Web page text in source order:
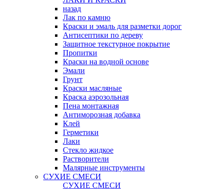
назад
Лак по камню
Краски и эмаль для разметки дорог
Антисептики по дереву
Защитное текстурное покрытие
Пропитки
Краски на водной основе
Эмали
Грунт
Краски масляные
Краска аэрозольная
Пена монтажная
Антиморозная добавка
Клей
Герметики
Лаки
Стекло жидкое
Растворители
Малярные инструменты
СУХИЕ СМЕСИ
СУХИЕ СМЕСИ